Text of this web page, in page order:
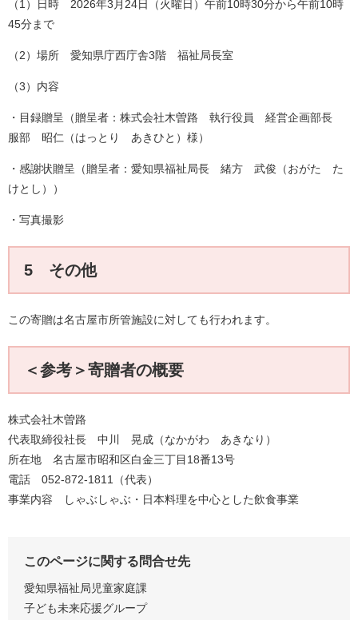
（1）日時 2026年3月24日（火曜日）午前10時30分から午前10時
45分まで
（2）場所 愛知県庁西庁舎3階 福祉局長室
（3）内容
・目録贈呈（贈呈者：株式会社木曽路 執行役員 経営企画部長
服部 昭仁（はっとり あきひと）様）
・感謝状贈呈（贈呈者：愛知県福祉局長 緒方 武俊（おがた た
けとし））
・写真撮影
5 その他
この寄贈は名古屋市所管施設に対しても行われます。
＜参考＞寄贈者の概要
株式会社木曽路
代表取締役社長 中川 晃成（なかがわ あきなり）
所在地 名古屋市昭和区白金三丁目18番13号
電話 052-872-1811（代表）
事業内容 しゃぶしゃぶ・日本料理を中心とした飲食事業
このページに関する問合せ先
愛知県福祉局児童家庭課
子ども未来応援グループ